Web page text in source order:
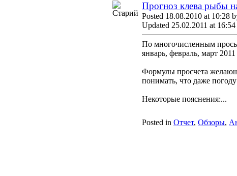
Прогноз клева рыбы
Posted 18.08.2010 at 10:28
Updated 25.02.2011 at
По многочисленным
январь, февраль, март
Формулы просчета
понимать, что даже
Некоторые пояснения:...
Posted in Отчет, Обзоры,